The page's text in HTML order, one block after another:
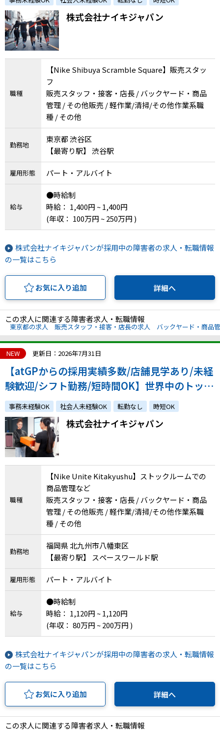
しませんか？
株式会社ナイキジャパン
職種
【Nike Shibuya Scramble Square】販売スタッ
フ
販売スタッフ・接客・店長 / バックヤード・商品
管理 / その他販売 / 軽作業/清掃/その他作業系職
種 / その他
勤務地
東京都 渋谷区
【最寄り駅】 渋谷駅
雇用形態 パート・アルバイト
給与
●時給制
時給： 1,400円 ~ 1,400円
(年収： 100万円 ~ 250万円 )
株式会社ナイキジャパンが採用中の障害者の求人・転職情報
の一覧はこちら
お気に入り追加 詳細へ
この求人に関連する障害者求人・転職情報
東京都の求人 販売スタッフ・接客・店長の求人 バックヤード・商品
NEW 更新日：2026年7月31日
【atGPからの採用実績多数/店舗見学あり/未経
験歓迎/シフト勤務/短時間OK】世界中のトップ
アスリートから支持されるフィットネスカンパ
ニーで活躍しませんか？
事務未経験OK 社会人未経験OK 転勤なし 時短OK
株式会社ナイキジャパン
職種
【Nike Unite Kitakyushu】ストックルームでの
商品管理など
販売スタッフ・接客・店長 / バックヤード・商品
管理 / その他販売 / 軽作業/清掃/その他作業系職
種 / その他
勤務地
福岡県 北九州市八幡東区
【最寄り駅】 スペースワールド駅
雇用形態 パート・アルバイト
給与
●時給制
時給： 1,120円 ~ 1,120円
(年収： 80万円 ~ 200万円 )
株式会社ナイキジャパンが採用中の障害者の求人・転職情報
の一覧はこちら
お気に入り追加 詳細へ
この求人に関連する障害者求人・転職情報